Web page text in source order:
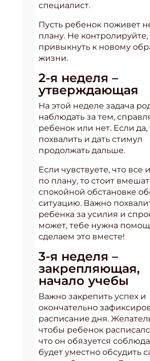
специалист.
Пусть ребенок поживет
плану. Не контролируйте,
привыкнуть к новому
жизни.
2-я неделя –
утверждающая
На этой неделе задача
наблюдать за тем,
ребенок или нет. Если да,
похвалить и дать стимул
продолжать дальше.
Если чувствуете, что все
по плану, то стоит
спокойной обстановке
ситуацию. Важно
ребенка за усилия и
может, тебе нужна
сделаем это вместе!
3-я неделя –
закрепляющая,
начало учебы
Важно закрепить успех и
окончательно
расписание дня.
чтобы ребенок
что он обязуется
будет уместно обсудить